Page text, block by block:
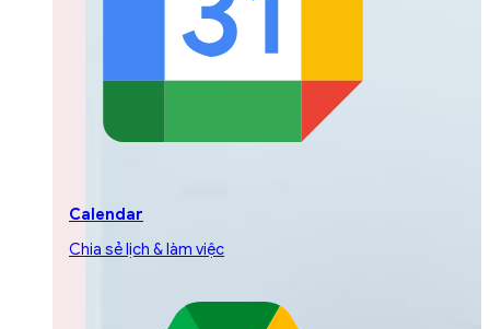
Calendar
Chia sẻ lịch & làm việc